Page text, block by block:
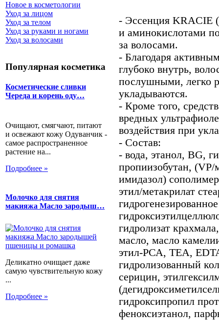
Новое в косметологии
Уход за лицом
Уход за телом
Уход за руками и ногами
Уход за волосами
Популярная косметика
Косметические сливки
Череда и корень оду…
Очищают, смягчают, питают
и освежают кожу Одуванчик -
самое распространенное
растение на...
Подробнее »
Молочко для снятия
макияжа Масло зародыш…
Деликатно очищает даже
самую чувствительную кожу
...
Подробнее »
- Эссенция KRACIE
и аминокислотами
за волосами.
- Благодаря
глубоко внутрь,
послушными, легко
укладываются.
- Кроме того,
вредных
воздействия при
- Состав:
- вода, этанол, BG,
пропиизобутан,
имидазол)
этил/метакрилат
гидролизат
масло, масло
этил-РСА, ТЕА,
гидролизованный
серицин,
гидроксипропил
феноксиэтанол,